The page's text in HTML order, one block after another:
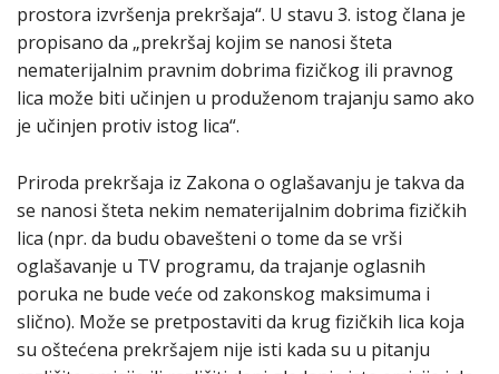
prostora izvršenja prekršaja“. U stavu 3. istog člana je
propisano da „prekršaj kojim se nanosi šteta
nematerijalnim pravnim dobrima fizičkog ili pravnog
lica može biti učinjen u produženom trajanju samo ako
je učinjen protiv istog lica“.
Priroda prekršaja iz Zakona o oglašavanju je takva da
se nanosi šteta nekim nematerijalnim dobrima fizičkih
lica (npr. da budu obavešteni o tome da se vrši
oglašavanje u TV programu, da trajanje oglasnih
poruka ne bude veće od zakonskog maksimuma i
slično). Može se pretpostaviti da krug fizičkih lica koja
su oštećena prekršajem nije isti kada su u pitanju